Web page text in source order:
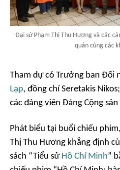
Đại sứ Phạm Thị Thu Hương và các
quán cùng các
Tham dự có Trưởng ban Đối
Lạp, đồng chí Seretakis
các đảng viên Đảng Cộng
Phát biểu tại buổi chiếu
Thị Thu Hương khẳng định
sách “Tiểu sử Hồ Chí Minh”